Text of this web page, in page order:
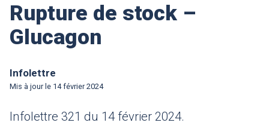
Rupture de stock –
Glucagon
Infolettre
Mis à jour le 14 février 2024
Infolettre 321 du 14 février 2024.